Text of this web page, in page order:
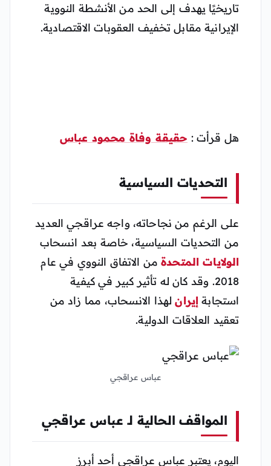
تاريخيًا يهدف إلى الحد من الأنشطة النووية
الإيرانية مقابل تخفيف العقوبات الاقتصادية.
هل قرأت : حقيقة وفاة محمود عباس
التحديات السياسية
على الرغم من نجاحاته، واجه عراقجي العديد
من التحديات السياسية، خاصة بعد انسحاب
الولايات المتحدةمن الاتفاق النووي في عام
2018. وقد كان له تأثير كبير في كيفية
استجابة إيرانلهذا الانسحاب، مما زاد من
تعقيد العلاقات الدولية.
عباس عراقجي
المواقف الحالية لـ عباس عراقجي
اليوم، يعتبر عباس عراقجي أحد أبرز